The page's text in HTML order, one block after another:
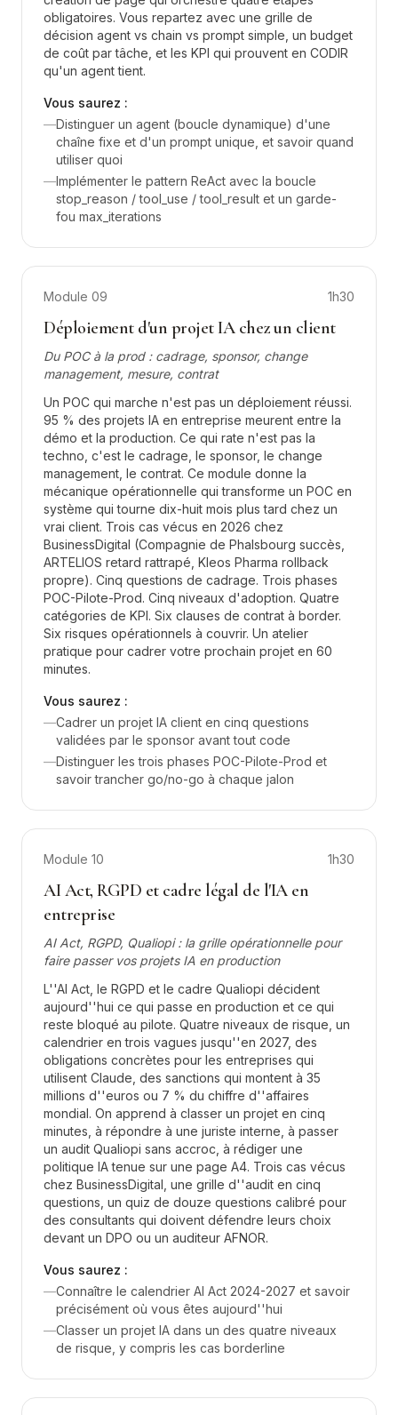
obligatoires. Vous repartez avec une grille de
décision agent vs chain vs prompt simple, un budget
de coût par tâche, et les KPI qui prouvent en CODIR
qu'un agent tient.
Vous saurez :
—Distinguer un agent (boucle dynamique) d'une
chaîne fixe et d'un prompt unique, et savoir quand
utiliser quoi
—Implémenter le pattern ReAct avec la boucle
stop_reason / tool_use / tool_result et un garde-
fou max_iterations
Module 09 1h30
Déploiement d'un projet IA chez un client
Du POC à la prod : cadrage, sponsor, change
management, mesure, contrat
Un POC qui marche n'est pas un déploiement réussi.
95 % des projets IA en entreprise meurent entre la
démo et la production. Ce qui rate n'est pas la
techno, c'est le cadrage, le sponsor, le change
management, le contrat. Ce module donne la
mécanique opérationnelle qui transforme un POC en
système qui tourne dix-huit mois plus tard chez un
vrai client. Trois cas vécus en 2026 chez
BusinessDigital (Compagnie de Phalsbourg succès,
ARTELIOS retard rattrapé, Kleos Pharma rollback
propre). Cinq questions de cadrage. Trois phases
POC-Pilote-Prod. Cinq niveaux d'adoption. Quatre
catégories de KPI. Six clauses de contrat à border.
Six risques opérationnels à couvrir. Un atelier
pratique pour cadrer votre prochain projet en 60
minutes.
Vous saurez :
—Cadrer un projet IA client en cinq questions
validées par le sponsor avant tout code
—Distinguer les trois phases POC-Pilote-Prod et
savoir trancher go/no-go à chaque jalon
Module 10 1h30
AI Act, RGPD et cadre légal de l'IA en
entreprise
AI Act, RGPD, Qualiopi : la grille opérationnelle pour
faire passer vos projets IA en production
L''AI Act, le RGPD et le cadre Qualiopi décident
aujourd''hui ce qui passe en production et ce qui
reste bloqué au pilote. Quatre niveaux de risque, un
calendrier en trois vagues jusqu''en 2027, des
obligations concrètes pour les entreprises qui
utilisent Claude, des sanctions qui montent à 35
millions d''euros ou 7 % du chiffre d''affaires
mondial. On apprend à classer un projet en cinq
minutes, à répondre à une juriste interne, à passer
un audit Qualiopi sans accroc, à rédiger une
politique IA tenue sur une page A4. Trois cas vécus
chez BusinessDigital, une grille d''audit en cinq
questions, un quiz de douze questions calibré pour
des consultants qui doivent défendre leurs choix
devant un DPO ou un auditeur AFNOR.
Vous saurez :
—Connaître le calendrier AI Act 2024-2027 et savoir
précisément où vous êtes aujourd''hui
—Classer un projet IA dans un des quatre niveaux
de risque, y compris les cas borderline